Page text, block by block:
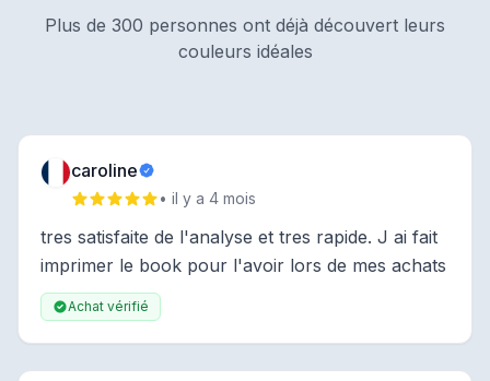
Plus de 300 personnes ont déjà découvert leurs
couleurs idéales
caroline
• il y a 4 mois
tres satisfaite de l'analyse et tres rapide. J ai fait
imprimer le book pour l'avoir lors de mes achats
Achat vérifié